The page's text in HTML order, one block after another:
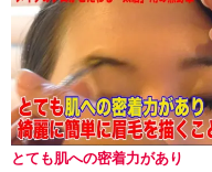
とても肌への密着力があり